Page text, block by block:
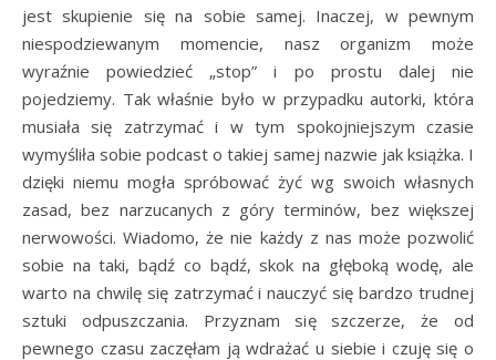
jest skupienie się na sobie samej. Inaczej, w pewnym
niespodziewanym momencie, nasz organizm może
wyraźnie powiedzieć „stop” i po prostu dalej nie
pojedziemy. Tak właśnie było w przypadku autorki, która
musiała się zatrzymać i w tym spokojniejszym czasie
wymyśliła sobie podcast o takiej samej nazwie jak książka. I
dzięki niemu mogła spróbować żyć wg swoich własnych
zasad, bez narzucanych z góry terminów, bez większej
nerwowości. Wiadomo, że nie każdy z nas może pozwolić
sobie na taki, bądź co bądź, skok na głęboką wodę, ale
warto na chwilę się zatrzymać i nauczyć się bardzo trudnej
sztuki odpuszczania. Przyznam się szczerze, że od
pewnego czasu zaczęłam ją wdrażać u siebie i czuję się o